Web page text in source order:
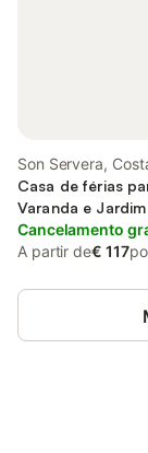
Son Servera,
Casa de férias
Varanda e Jardim
Cancelamento
A partir de€ 117